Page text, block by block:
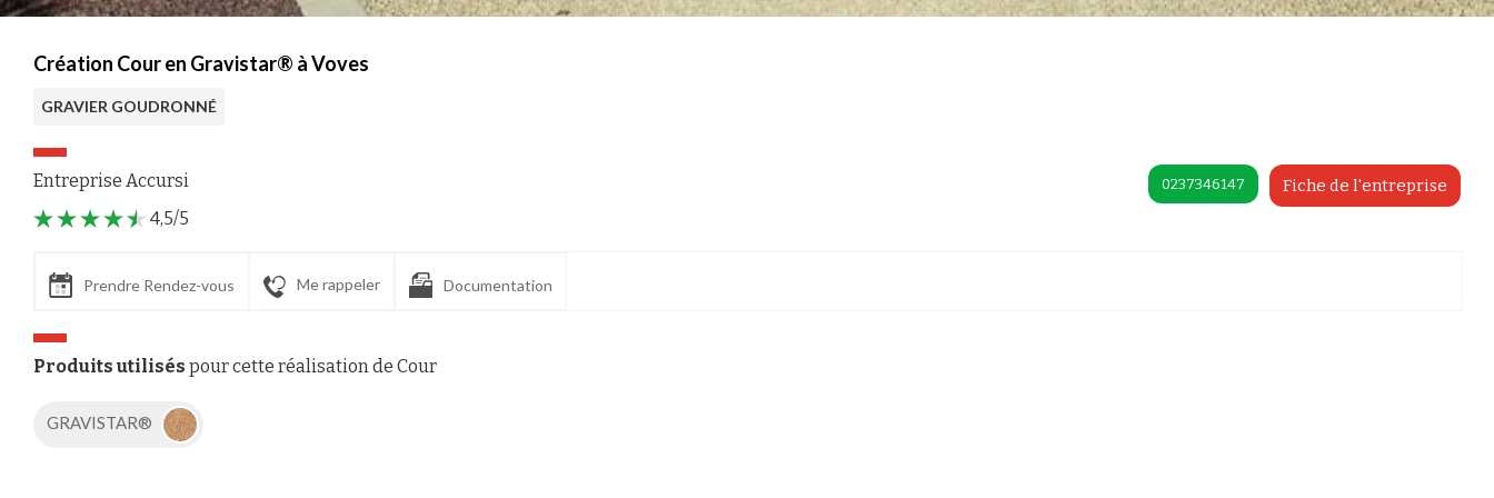
Création Cour en Gravistar® à Voves
GRAVIER GOUDRONNÉ
Entreprise Accursi Fiche de l'entreprise
0237346147
4,5/5
Prendre Rendez-vous Me rappeler Documentation
Produits utilisés pour cette réalisation de Cour
GRAVISTAR®